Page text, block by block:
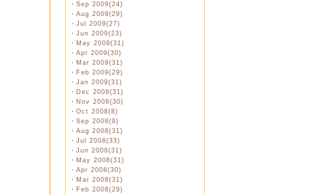
・ Sep 2009(24)
・ Aug 2009(29)
・ Jul 2009(27)
・ Jun 2009(23)
・ May 2009(31)
・ Apr 2009(30)
・ Mar 2009(31)
・ Feb 2009(29)
・ Jan 2009(31)
・ Dec 2008(31)
・ Nov 2008(30)
・ Oct 2008(8)
・ Sep 2008(9)
・ Aug 2008(31)
・ Jul 2008(33)
・ Jun 2008(31)
・ May 2008(31)
・ Apr 2008(30)
・ Mar 2008(31)
・ Feb 2008(29)